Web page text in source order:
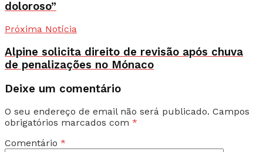
doloroso”
Próxima Notícia
Alpine solicita direito de revisão após chuva
de penalizações no Mónaco
Deixe um comentário
O seu endereço de email não será publicado. Campos
obrigatórios marcados com *
Comentário *